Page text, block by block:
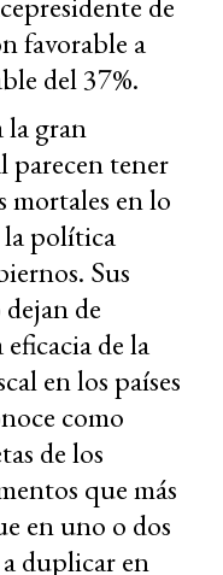
favorable a
del 37%.
la gran
tener
mortales en lo
la política
Sus
de
de la
en los países
como
de los
que más
en uno o dos
duplicar en